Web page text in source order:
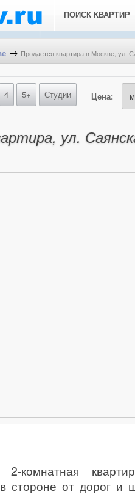
ПОИСК КВАРТИР
→ Продается квартира в Москве, ул.
4 5+ Студии Цена:
ул.
2-комнатная
стороне от дорог